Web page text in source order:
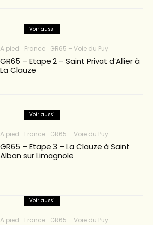
Voir aussi
A pied France GR65 – Voie du Puy
GR65 – Etape 2 – Saint Privat d’Allier à
La Clauze
Voir aussi
A pied France GR65 – Voie du Puy
GR65 – Etape 3 – La Clauze à Saint
Alban sur Limagnole
Voir aussi
A pied France GR65 – Voie du Puy